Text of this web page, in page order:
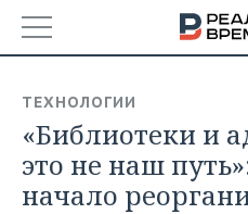
БАШКОРТОСТАН
ТАТАРСТАН
НОВОСТИ
АНАЛИТИКА
ТЕХНОЛОГИИ
«Библиотеки и
это не наш
начало